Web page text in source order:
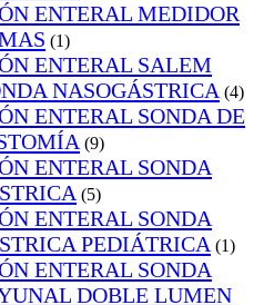
ENTERAL MEDIDOR
(1)
ENTERAL SALEM
NASOGÁSTRICA (4)
ENTERAL SONDA DE
(9)
ENTERAL SONDA
(5)
ENTERAL SONDA
PEDIÁTRICA (1)
ENTERAL SONDA
DOBLE LUMEN